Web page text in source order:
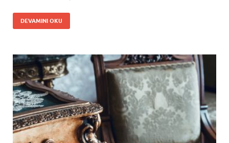
DEVAMINI OKU